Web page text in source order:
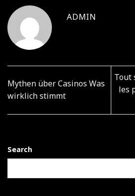
ADMIN
Mythen über Casinos Was
wirklich stimmt
Tout
les
Search